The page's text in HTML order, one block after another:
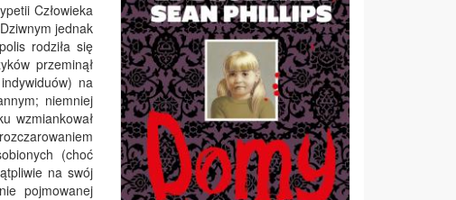
Człowieka
jednak
rodziła się
przeminął
na
niemniej
wzmiankował
(choć
na swój
pojmowanej